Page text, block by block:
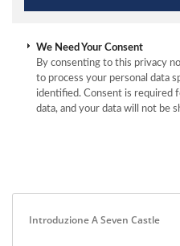
We Need Your Consent
By consenting to this privacy
to process your personal data
identified. Consent is required
data, and your data will not be
Introduzione A Seven Castle